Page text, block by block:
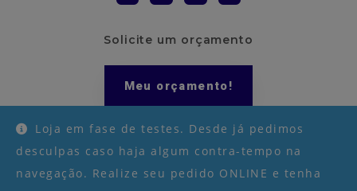
Loja em fase de testes. Desde já pedimos
desculpas caso haja algum contra-tempo na
navegação. Realize seu pedido ONLINE e tenha
Solicite um orçamento
Meu orçamento!